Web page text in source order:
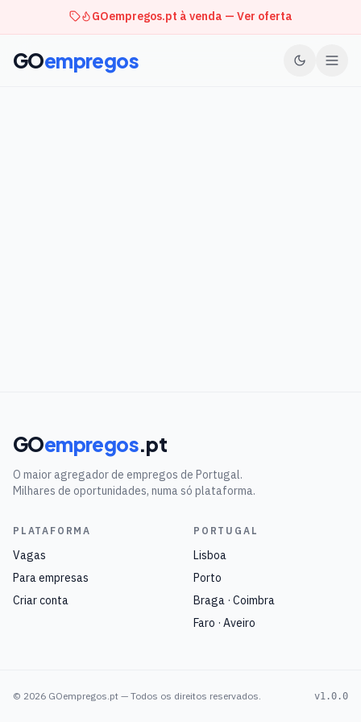
GOempregos.pt à venda — Ver oferta
GOempregos
GOempregos.pt
O maior agregador de empregos de Portugal.
Milhares de oportunidades, numa só plataforma.
PLATAFORMA
Vagas
Para empresas
Criar conta
PORTUGAL
Lisboa
Porto
Braga · Coimbra
Faro · Aveiro
© 2026 GOempregos.pt — Todos os direitos reservados. v1.0.0